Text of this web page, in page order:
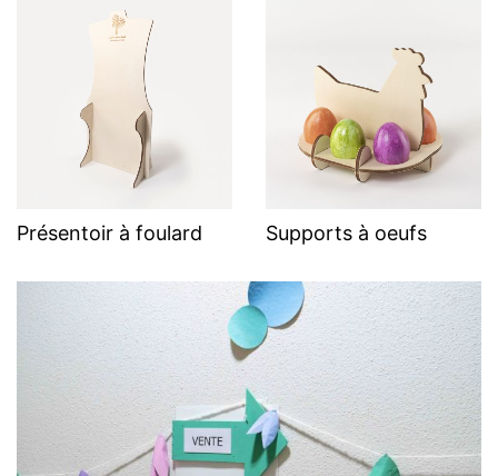
Présentoir à foulard Supports à oeufs